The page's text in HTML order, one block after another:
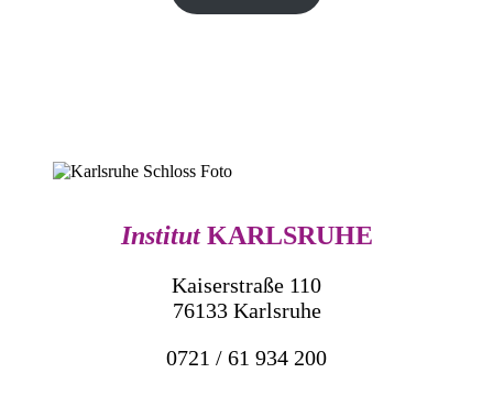
Institut KARLSRUHE
Kaiserstraße 110
76133 Karlsruhe
0721 / 61 934 200